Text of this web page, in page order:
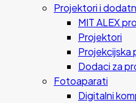
Projektori i
MIT ALEX
Projektori
Projekcijska
Dodaci za
Fotoaparati
Digitalni